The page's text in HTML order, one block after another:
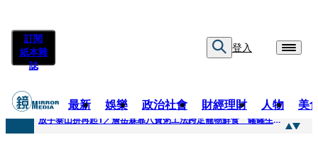
訂閱
紙本雜
誌
登入
最新 娛樂 政治社會 財經理財 人物 美
快訊
放手泰山拚再起1／詹岳霖靠八寶粥工法跨足寵物鮮食 罐罐生產前先請「叼嘴王后」試吃